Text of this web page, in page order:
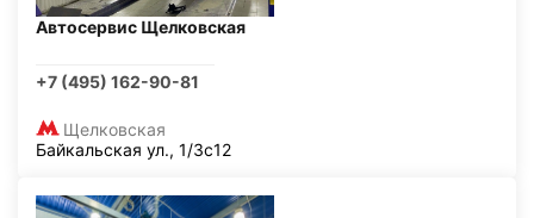
Автосервис Щелковская
+7 (495) 162-90-81
Щелковская
Байкальская ул., 1/3с12